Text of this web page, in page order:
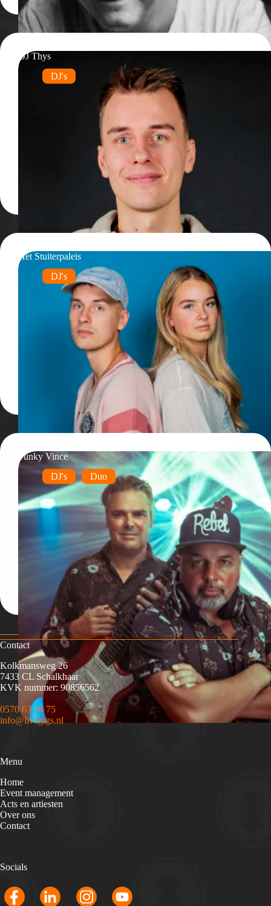
DJ Thys
DJ's
Het Stuiterpaleis
DJ's
Funky Vince
DJ's
Duo
Contact
Kolkmansweg 26
7433 CL Schalkhaar
KVK nummer: 90856562
0570 63 54 75
info@livegigs.nl
Menu
Home
Event management
Acts en artiesten
Over ons
Contact
Socials